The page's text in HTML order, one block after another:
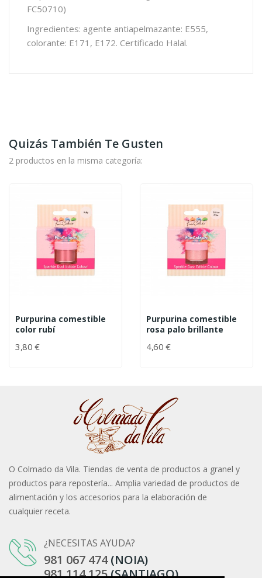
FC50710)
Ingredientes: agente antiapelmazante: E555,
colorante: E171, E172. Certificado Halal.
Quizás También Te Gusten
2 productos en la misma categoría:
Purpurina comestible
color rubí
3,80 €
Purpurina comestible
rosa palo brillante
4,60 €
O Colmado da Vila. Tiendas de venta de productos a granel y
productos para repostería... Amplia variedad de productos de
alimentación y los accesorios para la elaboración de
cualquier receta.
¿NECESITAS AYUDA?
981 067 474(NOIA)
981 114 125(SANTIAGO)